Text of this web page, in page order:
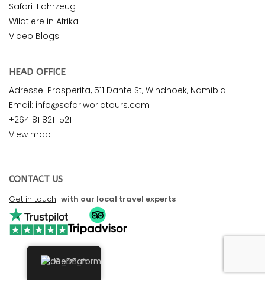
Safari-Fahrzeug
Wildtiere in Afrika
Video Blogs
HEAD OFFICE
Adresse: Prosperita, 511 Dante St, Windhoek, Namibia.
Email: info@safariworldtours.com
+264 81 8211 521
View map
CONTACT US
Get in touch with our local travel experts
German